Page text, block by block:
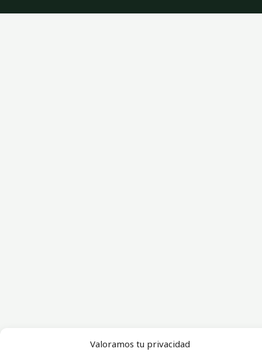
Valoramos tu privacidad